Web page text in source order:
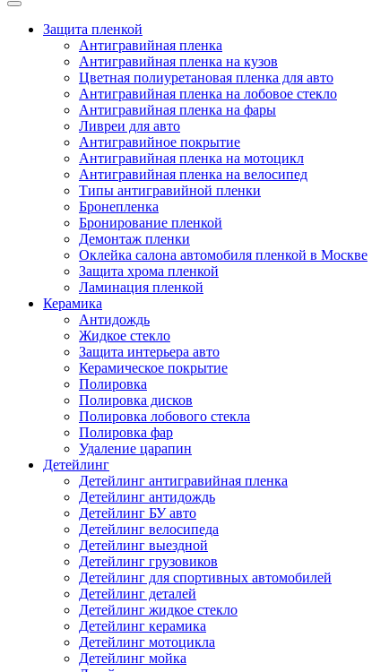
Защита пленкой
Антигравийная пленка
Антигравийная пленка на кузов
Цветная полиуретановая пленка для авто
Антигравийная пленка на лобовое стекло
Антигравийная пленка на фары
Ливреи для авто
Антигравийное покрытие
Антигравийная пленка на мотоцикл
Антигравийная пленка на велосипед
Типы антигравийной пленки
Бронепленка
Бронирование пленкой
Демонтаж пленки
Оклейка салона автомобиля пленкой в Москве
Защита хрома пленкой
Ламинация пленкой
Керамика
Антидождь
Жидкое стекло
Защита интерьера авто
Керамическое покрытие
Полировка
Полировка дисков
Полировка лобового стекла
Полировка фар
Удаление царапин
Детейлинг
Детейлинг антигравийная пленка
Детейлинг антидождь
Детейлинг БУ авто
Детейлинг велосипеда
Детейлинг выездной
Детейлинг грузовиков
Детейлинг для спортивных автомобилей
Детейлинг деталей
Детейлинг жидкое стекло
Детейлинг керамика
Детейлинг мотоцикла
Детейлинг мойка